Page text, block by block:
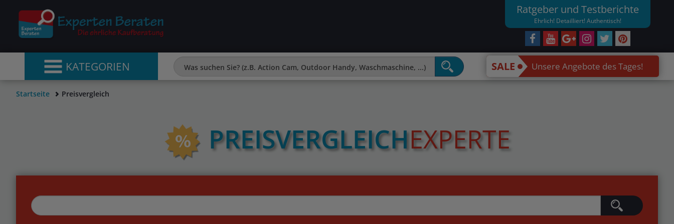
Ratgeber und Testberichte
Ehrlich! Detailliert! Authentisch!
KATEGORIEN SALE Unsere Angebote des Tages!
Startseite Preisvergleich
PREIS­VERGLEICHEXPERTE